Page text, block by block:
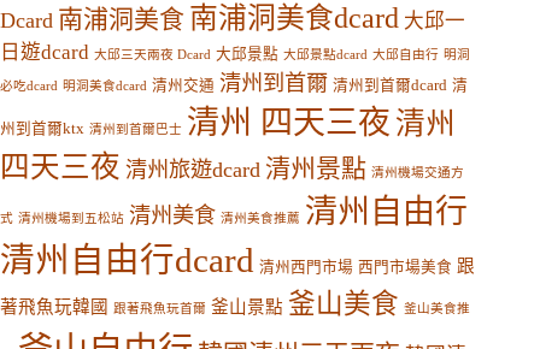
Dcard 南浦洞美食 南浦洞美食dcard 大邱一
日遊dcard 大邱三天兩夜 Dcard 大邱景點 大邱景點dcard 大邱自由行 明洞
必吃dcard 明洞美食dcard 清州交通 清州到首爾 清州到首爾dcard 清
州到首爾ktx 清州到首爾巴士 清州 四天三夜 清州
四天三夜 清州旅遊dcard 清州景點 清州機場交通方
式 清州機場到五松站 清州美食 清州美食推薦 清州自由行
清州自由行dcard 清州西門市場 西門市場美食 跟
著飛魚玩韓國 跟著飛魚玩首爾 釜山景點 釜山美食 釜山美食推